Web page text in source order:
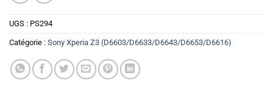
UGS : PS294
Catégorie : Sony Xperia Z3 (D6603/D6633/D6643/D6653/D6616)